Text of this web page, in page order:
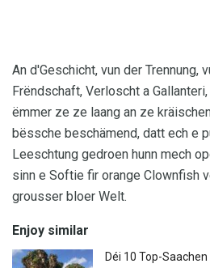
An d'Geschicht, vun der Trennung,
Frëndschaft, Verloscht a
ëmmer ze ze laang an ze
bëssche beschämend, datt ech e
Leeschtung gedroen hunn mech
sinn e Softie fir orange Clownfish
grousser bloer Welt.
Enjoy similar
Déi 10 Top-